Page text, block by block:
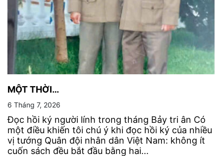
MỘT THỜI…
6 Tháng 7, 2026
Đọc hồi ký người lính trong tháng Bảy tri ân Có
một điều khiến tôi chú ý khi đọc hồi ký của nhiều
vị tướng Quân đội nhân dân Việt Nam: không ít
cuốn sách đều bắt đầu bằng hai...